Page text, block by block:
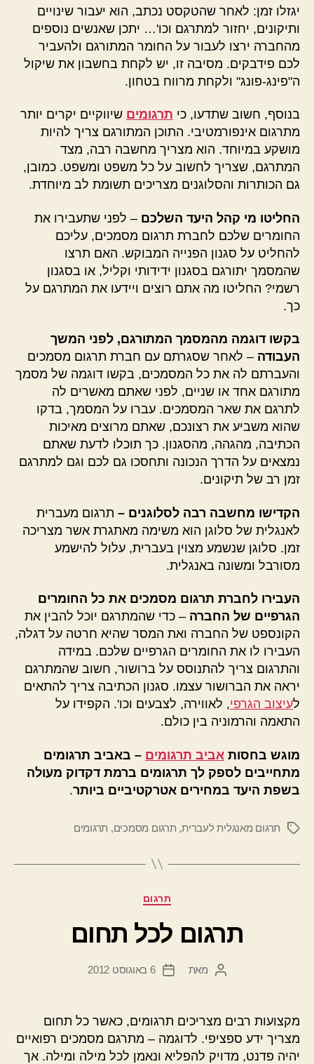
יגזלו זמן: לאחר שהטקסט נכתב, הוא יעבור שינויים
ותיקונים, יחזור למתרגם וכו'… יתכן שאנשים נוספים
מהחברה ירצו לעבור על החומר המתורגם ולהעביר
לכם פידבקים. מסיבה זו, יש לקחת בחשבון את שיקול
ה"פינג-פונג" ולקחת מרווח בטחון.
בנוסף, חשוב שתדעו, כי תרגומים שיווקיים יקרים יותר
מתרגום אינפורמטיבי. התוכן המתורגם צריך להיות
מושקע במיוחד. הוא מצריך מחשבה רבה, מצד
המתרגם, שצריך לחשוב על כל משפט ומשפט. כמובן,
גם הכותרות והסלוגנים מצריכים תשומת לב מיוחדת.
החליטו מי קהל היעד השלכם – לפני שתעבירו את
החומרים שלכם לחברת תרגום מסמכים, עליכם
להחליט על סגנון הפנייה המבוקש. האם תרצו
שהמסמך יתורגם בסגנון ידידותי וקליל, או בסגנון
רשמי? החליטו מה אתם רוצים ויידעו את המתרגם על
כך.
בקשו דוגמה מהמסמך המתורגם, לפני המשך
העבודה – לאחר שסגרתם עם חברת תרגום מסמכים
והעברתם לה את כל המסמכים, בקשו דוגמה של מסמך
מתורגם אחד או שניים, לפני שאתם מאשרים לה
לתרגם את שאר המסמכים. עברו על המסמך, בדקו
שהוא משביע את רצונכם, שאתם מרוצים מאיכות
הכתיבה, מהגהה, מהסגנון. כך תוכלו לדעת שאתם
נמצאים על הדרך הנכונה ותחסכו גם לכם וגם למתרגם
זמן רב של תיקונים.
הקדישו מחשבה רבה לסלוגנים – תרגום מעברית
לאנגלית של סלוגן הוא משימה מאתגרת אשר מצריכה
זמן. סלוגן שנשמע מצוין בעברית, עלול להישמע
מסורבל ומשונה באנגלית.
העבירו לחברת תרגום מסמכים את כל החומרים
הגרפיים של החברה – כדי שהמתרגם יוכל להבין את
הקונספט של החברה ואת המסר שהיא חרטה על דגלה,
העבירו לו את החומרים הגרפיים שלכם. במידה
והתרגום צריך להתנוסס על ברושור, חשוב שהמתרגם
יראה את הברושור עצמו. סגנון הכתיבה צריך להתאים
לעיצוב הגרפי, לאווירה, לצבעים וכו'. הקפידו על
התאמה והרמוניה בין כולם.
מוגש בחסות אביב תרגומים – באביב תרגומים
מתחייבים לספק לך תרגומים ברמת דקדוק מעולה
בשפת היעד במחירים אטרקטיביים ביותר.
תגיותתרגום מאנגלית לעברית, תרגום מסמכים, תרגומים
קטגוריותתרגום
תרגום לכל תחום
המחבר
מאת
תאריך
6 באוגוסט 2012
מקצועות רבים מצריכים תרגומים, כאשר כל תחום
מצריך ידע ספציפי. לדוגמה – מתרגם מסמכים רפואיים
יהיה פדנט, מדויק להפליא ונאמן לכל מילה ומילה. אך